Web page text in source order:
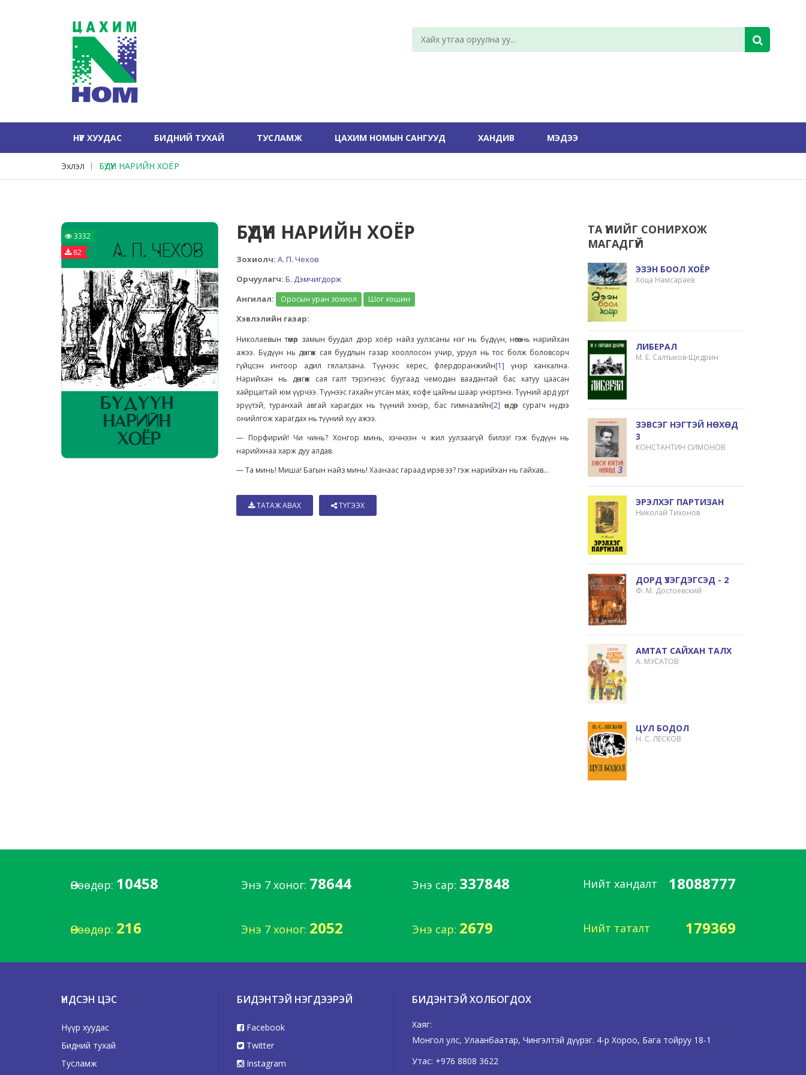
НҮҮР ХУУДАС БИДНИЙ ТУХАЙ ТУСЛАМЖ ЦАХИМ НОМЫН САНГУУД ХАНДИВ МЭДЭЭ
Эхлэл БҮДҮҮН НАРИЙН ХОЁР
3332
82
БҮДҮҮН НАРИЙН ХОЁР
Зохиолч: А. П. Чехов
Орчуулагч: Б. Дэмчигдорж
Ангилал:
Оросын уран зохиол Шог хошин
Хэвлэлийн газар:
Николаевын төмөр замын буудал дээр хоёр найз уулзсаны нэг нь бүдүүн, нөгөө нь нарийхан
ажээ. Бүдүүн нь дөнгөж сая буудлын газар хооллосон учир, уруул нь тос болж боловсорч
гүйцсэн интоор адил гялалзана. Түүнээс херес, флердоранжийн[1] үнэр ханхална.
Нарийхан нь дөнгөж сая галт тэрэгнээс буугаад чемодан ваадантай бас хатуу цаасан
хайрцагтай юм үүрчээ. Түүнээс гахайн утсан мах, кофе цайны шаар үнэртэнэ. Түүний ард урт
эрүүтэй, туранхай авгай харагдах нь түүний эхнэр, бас гимназийн[2] өндөр сурагч нүдээ
онийлгож харагдах нь түүний хүү ажээ.
— Порфирий! Чи чинь? Хонгор минь, хэчнээн ч жил уулзаагүй билээ! гэж бүдүүн нь
нарийхнаа харж дуу алдав.
— Та минь! Миша! Багын найз минь! Хаанаас гараад ирэв ээ? гэж нарийхан нь гайхав...
ТАТАЖ АВАХ ТҮГЭЭХ
ТА ҮҮНИЙГ СОНИРХОЖ
МАГАДГҮЙ
ЭЗЭН БООЛ ХОЁР
Хоца Намсараев
ЛИБЕРАЛ
М. Е. Салтыков-Щедрин
ЗЭВСЭГ НЭГТЭЙ НӨХӨД
3
КОНСТАНТИН СИМОНОВ
ЭРЭЛХЭГ ПАРТИЗАН
Николай Тихонов
ДОРД ҮЗЭГДЭГСЭД - 2
Ф. М. Достоевский
АМТАТ САЙХАН ТАЛХ
А. МУСАТОВ
ЦУЛ БОДОЛ
Н. С. ЛЕСКОВ
Өнөөдөр: 10458 Энэ 7 хоног: 78644 Энэ сар: 337848 Нийт хандалт 18088777
Өнөөдөр: 216 Энэ 7 хоног: 2052 Энэ сар: 2679 Нийт таталт 179369
ҮНДСЭН ЦЭС
Нүүр хуудас
Бидний тухай
Тусламж
БИДЭНТЭЙ НЭГДЭЭРЭЙ
Facebook
Twitter
Instagram
БИДЭНТЭЙ ХОЛБОГДОХ
Хаяг:
Монгол улс, Улаанбаатар, Чингэлтэй дүүрэг. 4-р Хороо, Бага тойруу 18-1
Утас: +976 8808 3622